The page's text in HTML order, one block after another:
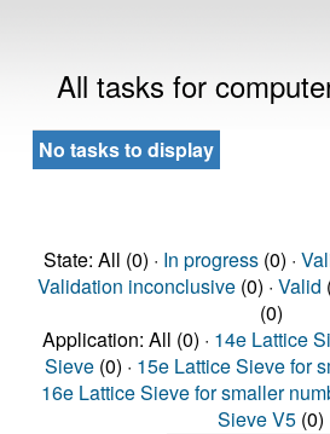
All tasks for
No tasks to display
State: All (0) · In progress(0) ·
Validation inconclusive(0) · Valid
(0)
Application: All (0) · 14e Lattice
Sieve (0) · 15e Lattice Sieve for
16e Lattice Sieve for smaller
Sieve V5 (0)